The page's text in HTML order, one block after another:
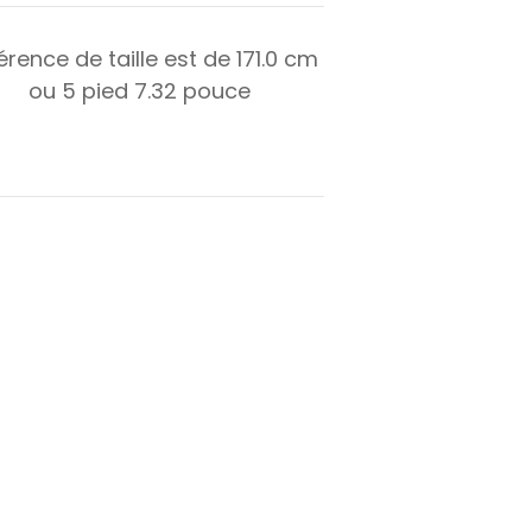
de taille est de171.0 cm
ou 5 pied 7.32 pouce